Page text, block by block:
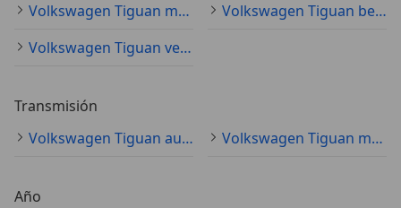
Volkswagen Tiguan marrón
Volkswagen Tiguan beige
Volkswagen Tiguan verde
Transmisión
Volkswagen Tiguan automático
Volkswagen Tiguan manual
Año